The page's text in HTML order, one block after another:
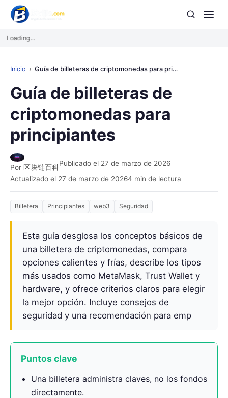
Loading...
Inicio Guía de billeteras de criptomonedas para principiantes
Guía de billeteras de
criptomonedas para
principiantes
Por 区块链百科Publicado el 27 de marzo de 2026
Actualizado el 27 de marzo de 20264 min de lectura
Billetera Principiantes web3 Seguridad
Esta guía desglosa los conceptos básicos de
una billetera de criptomonedas, compara
opciones calientes y frías, describe los tipos
más usados como MetaMask, Trust Wallet y
hardware, y ofrece criterios claros para elegir
la mejor opción. Incluye consejos de
seguridad y una recomendación para emp
Puntos clave
Una billetera administra claves, no los fondos
directamente.